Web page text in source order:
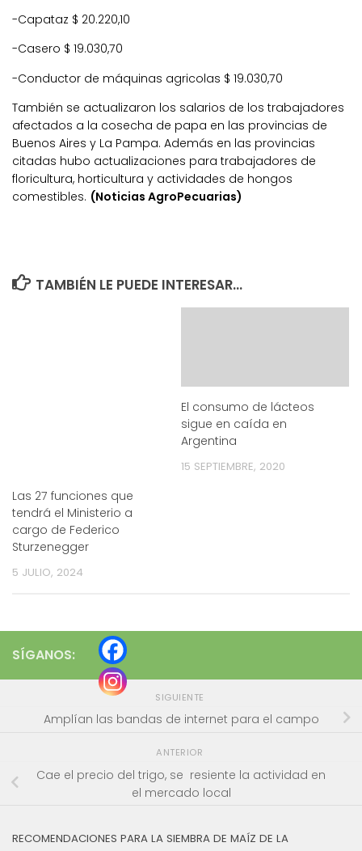
-Capataz $ 20.220,10
-Casero $ 19.030,70
-Conductor de máquinas agricolas $ 19.030,70
También se actualizaron los salarios de los trabajadores
afectados a la cosecha de papa en las provincias de
Buenos Aires y La Pampa. Además en las provincias
citadas hubo actualizaciones para trabajadores de
floricultura, horticultura y actividades de hongos
comestibles. (Noticias AgroPecuarias)
TAMBIÉN LE PUEDE INTERESAR...
Las 27 funciones que
tendrá el Ministerio a
cargo de Federico
Sturzenegger
5 JULIO, 2024
El consumo de lácteos
sigue en caída en
Argentina
15 SEPTIEMBRE, 2020
SÍGANOS:
SIGUIENTE
Amplían las bandas de internet para el campo
ANTERIOR
Cae el precio del trigo, se resiente la actividad en
el mercado local
RECOMENDACIONES PARA LA SIEMBRA DE MAÍZ DE LA